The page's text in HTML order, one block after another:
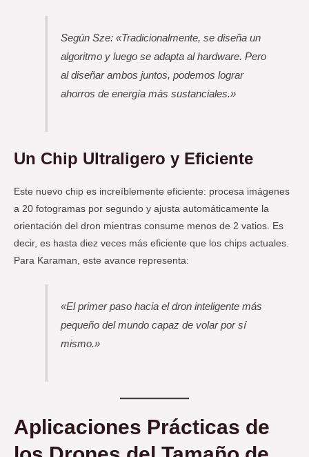
Según Sze: «Tradicionalmente, se diseña un
algoritmo y luego se adapta al hardware. Pero
al diseñar ambos juntos, podemos lograr
ahorros de energía más sustanciales.»
Un Chip Ultraligero y Eficiente
Este nuevo chip es increíblemente eficiente: procesa imágenes
a 20 fotogramas por segundo y ajusta automáticamente la
orientación del dron mientras consume menos de 2 vatios. Es
decir, es hasta diez veces más eficiente que los chips actuales.
Para Karaman, este avance representa:
«El primer paso hacia el dron inteligente más
pequeño del mundo capaz de volar por sí
mismo.»
Aplicaciones Prácticas de